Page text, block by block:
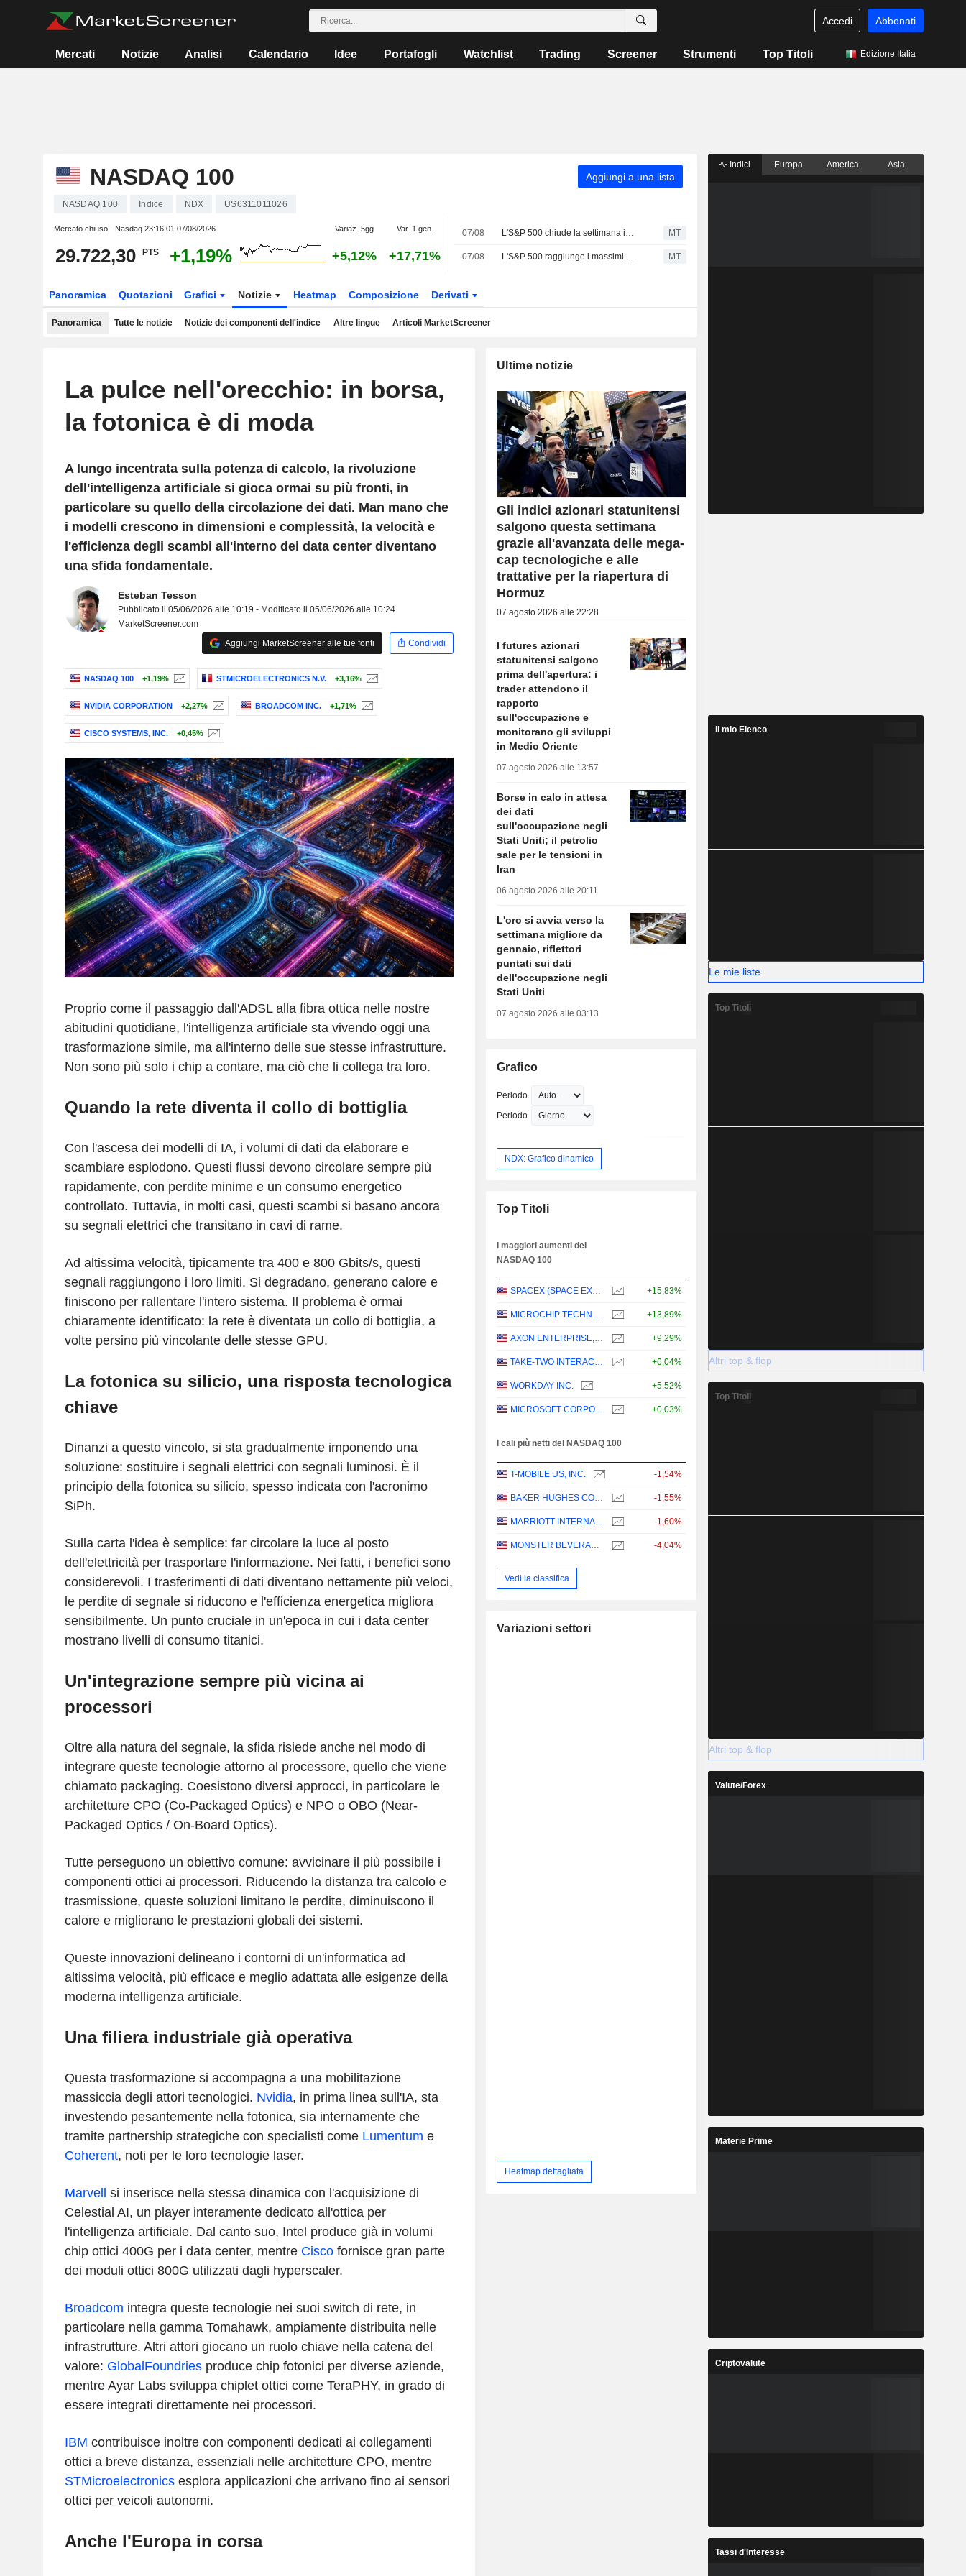
Accedi Abbonati
Mercati Notizie Analisi Calendario Idee Portafogli Watchlist Trading Screener Strumenti Top Titoli Edizione Italia
NASDAQ 100 Aggiungi a una lista
NASDAQ 100 Indice NDX US6311011026
Mercato chiuso - Nasdaq 23:16:01 07/08/2026 Variaz. 5gg Var. 1 gen.
29.722,30 PTS +1,19% +5,12% +17,71%
07/08 L'S&P 500 chiude la settimana in rialzo grazie al balzo dei giganti tecnologici MT
07/08 L'S&P 500 raggiunge i massimi storici grazie al rapporto sull'occupazione che allenta le scommesse su un rialzo dei tassi MT
Panoramica Quotazioni Grafici Notizie Heatmap Composizione Derivati
Panoramica Tutte le notizie Notizie dei componenti dell'indice Altre lingue Articoli MarketScreener
La pulce nell'orecchio: in borsa,
la fotonica è di moda
A lungo incentrata sulla potenza di calcolo, la rivoluzione
dell'intelligenza artificiale si gioca ormai su più fronti, in
particolare su quello della circolazione dei dati. Man mano che
i modelli crescono in dimensioni e complessità, la velocità e
l'efficienza degli scambi all'interno dei data center diventano
una sfida fondamentale.
Esteban Tesson
Pubblicato il 05/06/2026 alle 10:19 - Modificato il 05/06/2026 alle 10:24
MarketScreener.com
Aggiungi MarketScreener alle tue fonti
Condividi
NASDAQ 100 +1,19% STMICROELECTRONICS N.V. +3,16%
NVIDIA CORPORATION +2,27% BROADCOM INC. +1,71%
CISCO SYSTEMS, INC. +0,45%
Proprio come il passaggio dall'ADSL alla fibra ottica nelle nostre
abitudini quotidiane, l'intelligenza artificiale sta vivendo oggi una
trasformazione simile, ma all'interno delle sue stesse infrastrutture.
Non sono più solo i chip a contare, ma ciò che li collega tra loro.
Quando la rete diventa il collo di bottiglia
Con l'ascesa dei modelli di IA, i volumi di dati da elaborare e
scambiare esplodono. Questi flussi devono circolare sempre più
rapidamente, con perdite minime e un consumo energetico
controllato. Tuttavia, in molti casi, questi scambi si basano ancora
su segnali elettrici che transitano in cavi di rame.
Ad altissima velocità, tipicamente tra 400 e 800 Gbits/s, questi
segnali raggiungono i loro limiti. Si degradano, generano calore e
finiscono per rallentare l'intero sistema. Il problema è ormai
chiaramente identificato: la rete è diventata un collo di bottiglia, a
volte persino più vincolante delle stesse GPU.
La fotonica su silicio, una risposta tecnologica
chiave
Dinanzi a questo vincolo, si sta gradualmente imponendo una
soluzione: sostituire i segnali elettrici con segnali luminosi. È il
principio della fotonica su silicio, spesso indicata con l'acronimo
SiPh.
Sulla carta l'idea è semplice: far circolare la luce al posto
dell'elettricità per trasportare l'informazione. Nei fatti, i benefici sono
considerevoli. I trasferimenti di dati diventano nettamente più veloci,
le perdite di segnale si riducono e l'efficienza energetica migliora
sensibilmente. Un punto cruciale in un'epoca in cui i data center
mostrano livelli di consumo titanici.
Un'integrazione sempre più vicina ai
processori
Oltre alla natura del segnale, la sfida risiede anche nel modo di
integrare queste tecnologie attorno al processore, quello che viene
chiamato packaging. Coesistono diversi approcci, in particolare le
architetture CPO (Co-Packaged Optics) e NPO o OBO (Near-
Packaged Optics / On-Board Optics).
Tutte perseguono un obiettivo comune: avvicinare il più possibile i
componenti ottici ai processori. Riducendo la distanza tra calcolo e
trasmissione, queste soluzioni limitano le perdite, diminuiscono il
calore e migliorano le prestazioni globali dei sistemi.
Queste innovazioni delineano i contorni di un'informatica ad
altissima velocità, più efficace e meglio adattata alle esigenze della
moderna intelligenza artificiale.
Una filiera industriale già operativa
Questa trasformazione si accompagna a una mobilitazione
massiccia degli attori tecnologici. Nvidia, in prima linea sull'IA, sta
investendo pesantemente nella fotonica, sia internamente che
tramite partnership strategiche con specialisti come Lumentum e
Coherent, noti per le loro tecnologie laser.
Marvell si inserisce nella stessa dinamica con l'acquisizione di
Celestial AI, un player interamente dedicato all'ottica per
l'intelligenza artificiale. Dal canto suo, Intel produce già in volumi
chip ottici 400G per i data center, mentre Ciscofornisce gran parte
dei moduli ottici 800G utilizzati dagli hyperscaler.
Broadcom integra queste tecnologie nei suoi switch di rete, in
particolare nella gamma Tomahawk, ampiamente distribuita nelle
infrastrutture. Altri attori giocano un ruolo chiave nella catena del
valore: GlobalFoundriesproduce chip fotonici per diverse aziende,
mentre Ayar Labs sviluppa chiplet ottici come TeraPHY, in grado di
essere integrati direttamente nei processori.
IBM contribuisce inoltre con componenti dedicati ai collegamenti
ottici a breve distanza, essenziali nelle architetture CPO, mentre
STMicroelectronicsesplora applicazioni che arrivano fino ai sensori
ottici per veicoli autonomi.
Anche l'Europa in corsa
Ultime notizie
Gli indici azionari statunitensi
salgono questa settimana
grazie all'avanzata delle mega-
cap tecnologiche e alle
trattative per la riapertura di
Hormuz
07 agosto 2026 alle 22:28
I futures azionari
statunitensi salgono
prima dell'apertura: i
trader attendono il
rapporto
sull'occupazione e
monitorano gli sviluppi
in Medio Oriente
07 agosto 2026 alle 13:57
Borse in calo in attesa
dei dati
sull'occupazione negli
Stati Uniti; il petrolio
sale per le tensioni in
Iran
06 agosto 2026 alle 20:11
L'oro si avvia verso la
settimana migliore da
gennaio, riflettori
puntati sui dati
dell'occupazione negli
Stati Uniti
07 agosto 2026 alle 03:13
Grafico
Periodo
Periodo
NDX: Grafico dinamico
Top Titoli
I maggiori aumenti del
NASDAQ 100
SPACEX (SPACE EXPLORATION TECHNOLOGIES) +15,83%
MICROCHIP TECHNOLOGY INCORPORATED +13,89%
AXON ENTERPRISE, INC. +9,29%
TAKE-TWO INTERACTIVE SOFTWARE, INC. +6,04%
WORKDAY INC. +5,52%
MICROSOFT CORPORATION +0,03%
I cali più netti del NASDAQ 100
T-MOBILE US, INC. -1,54%
BAKER HUGHES COMPANY -1,55%
MARRIOTT INTERNATIONAL, INC. -1,60%
MONSTER BEVERAGE CORPORATION -4,04%
Vedi la classifica
Variazioni settori
Heatmap dettagliata
Indici Europa America Asia
Il mio Elenco
Le mie liste
Top Titoli
Altri top & flop
Top Titoli
Altri top & flop
Valute/Forex
Materie Prime
Criptovalute
Tassi d'Interesse